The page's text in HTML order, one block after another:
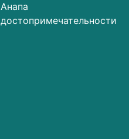
Анапа
достопримечательности